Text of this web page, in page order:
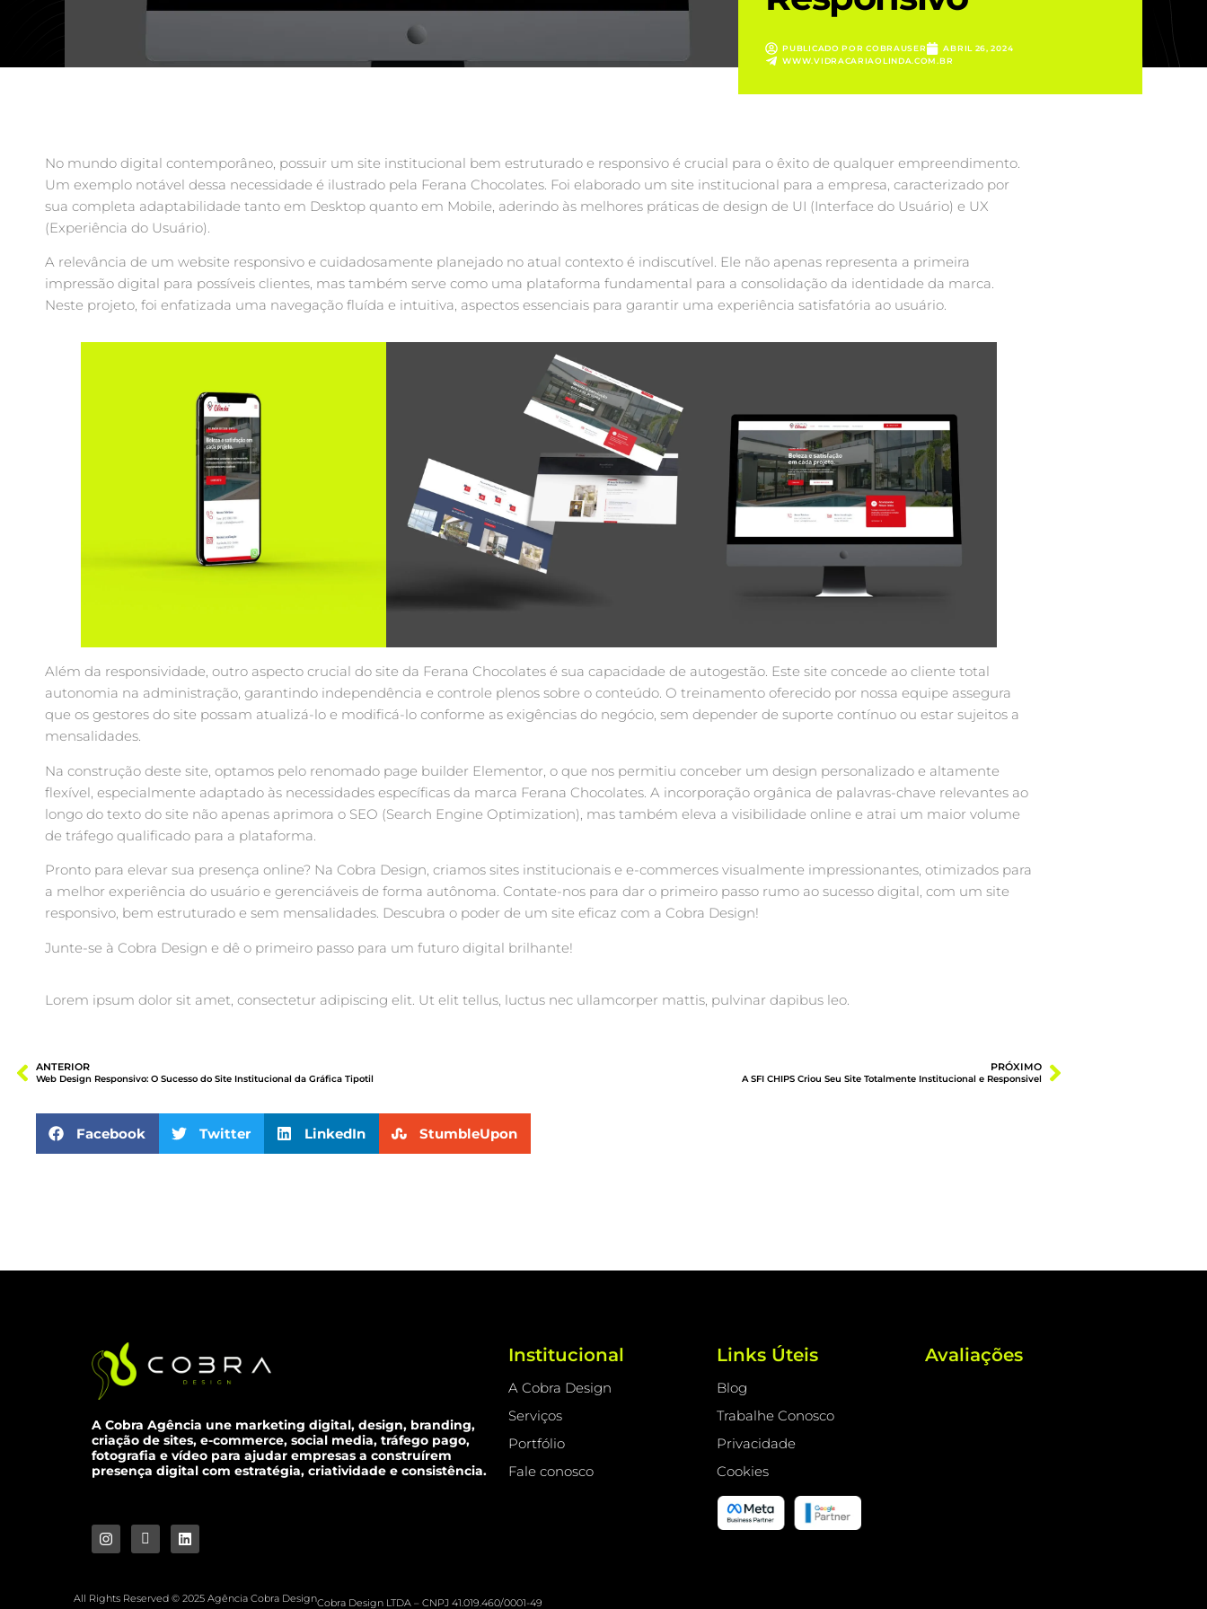
PUBLICADO POR COBRAUSER
ABRIL 26, 2024
WWW.VIDRACARIAOLINDA.COM.BR
No mundo digital contemporâneo, possuir um site institucional bem estruturado e responsivo é crucial para o êxito de qualquer empreendimento.
Um exemplo notável dessa necessidade é ilustrado pela Ferana Chocolates. Foi elaborado um site institucional para a empresa, caracterizado por
sua completa adaptabilidade tanto em Desktop quanto em Mobile, aderindo às melhores práticas de design de UI (Interface do Usuário) e UX
(Experiência do Usuário).
A relevância de um website responsivo e cuidadosamente planejado no atual contexto é indiscutível. Ele não apenas representa a primeira
impressão digital para possíveis clientes, mas também serve como uma plataforma fundamental para a consolidação da identidade da marca.
Neste projeto, foi enfatizada uma navegação fluída e intuitiva, aspectos essenciais para garantir uma experiência satisfatória ao usuário.
Além da responsividade, outro aspecto crucial do site da Ferana Chocolates é sua capacidade de autogestão. Este site concede ao cliente total
autonomia na administração, garantindo independência e controle plenos sobre o conteúdo. O treinamento oferecido por nossa equipe assegura
que os gestores do site possam atualizá-lo e modificá-lo conforme as exigências do negócio, sem depender de suporte contínuo ou estar sujeitos a
mensalidades.
Na construção deste site, optamos pelo renomado page builder Elementor, o que nos permitiu conceber um design personalizado e altamente
flexível, especialmente adaptado às necessidades específicas da marca Ferana Chocolates. A incorporação orgânica de palavras-chave relevantes ao
longo do texto do site não apenas aprimora o SEO (Search Engine Optimization), mas também eleva a visibilidade online e atrai um maior volume
de tráfego qualificado para a plataforma.
Pronto para elevar sua presença online? Na Cobra Design, criamos sites institucionais e e-commerces visualmente impressionantes, otimizados para
a melhor experiência do usuário e gerenciáveis de forma autônoma. Contate-nos para dar o primeiro passo rumo ao sucesso digital, com um site
responsivo, bem estruturado e sem mensalidades. Descubra o poder de um site eficaz com a Cobra Design!
Junte-se à Cobra Design e dê o primeiro passo para um futuro digital brilhante!
Lorem ipsum dolor sit amet, consectetur adipiscing elit. Ut elit tellus, luctus nec ullamcorper mattis, pulvinar dapibus leo.
ANTERIOR
Web Design Responsivo: O Sucesso do Site Institucional da Gráfica Tipotil
PRÓXIMO
A SFI CHIPS Criou Seu Site Totalmente Institucional e Responsivel
Facebook Twitter LinkedIn StumbleUpon
A Cobra Agência une marketing digital, design, branding,
criação de sites, e-commerce, social media, tráfego pago,
fotografia e vídeo para ajudar empresas a construírem
presença digital com estratégia, criatividade e consistência.
Institucional
A Cobra Design
Serviços
Portfólio
Fale conosco
Links Úteis
Blog
Trabalhe Conosco
Privacidade
Cookies
Avaliações
All Rights Reserved © 2025 Agência Cobra DesignCobra Design LTDA – CNPJ 41.019.460/0001-49